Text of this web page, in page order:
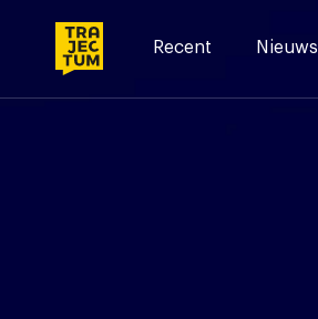
Recent Nieuws